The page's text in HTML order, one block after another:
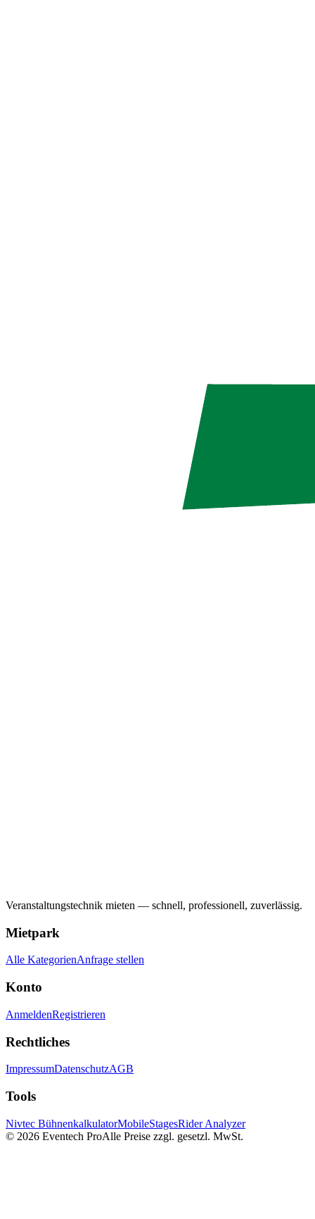
Veranstaltungstechnik mieten — schnell, professionell, zuverlässig.
Mietpark
Alle KategorienAnfrage stellen
Konto
AnmeldenRegistrieren
Rechtliches
ImpressumDatenschutzAGB
Tools
Nivtec BühnenkalkulatorMobileStagesRider Analyzer
© 2026 Eventech ProAlle Preise zzgl. gesetzl. MwSt.